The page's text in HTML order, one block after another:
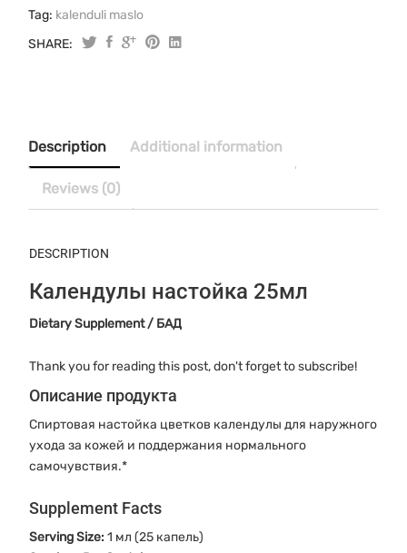
Tag: kalenduli maslo
SHARE:
Description Additional information
Reviews (0)
DESCRIPTION
Календулы настойка 25мл
Dietary Supplement / БАД
Thank you for reading this post, don't forget to subscribe!
Описание продукта
Спиртовая настойка цветков календулы для наружного
ухода за кожей и поддержания нормального
самочувствия.*
Supplement Facts
Serving Size:1 мл (25 капель)